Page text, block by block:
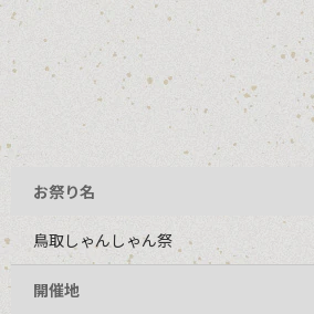
お祭り名
鳥取しゃんしゃん祭
開催地